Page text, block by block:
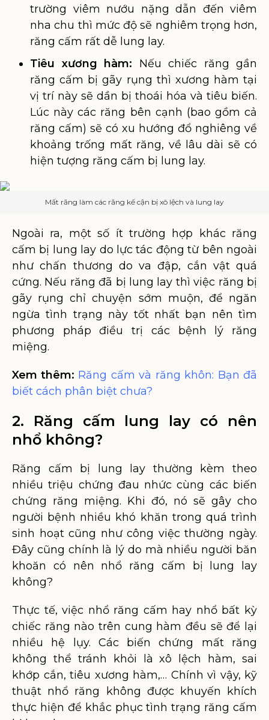
trường viêm nướu nặng dẫn đến viêm
nha chu thì mức độ sẽ nghiêm trọng hơn,
răng cấm rất dễ lung lay.
Tiêu xương hàm: Nếu chiếc răng gần
răng cấm bị gãy rụng thì xương hàm tại
vị trí này sẽ dần bị thoái hóa và tiêu biến.
Lúc này các răng bên cạnh (bao gồm cả
răng cấm) sẽ có xu hướng đổ nghiêng về
khoảng trống mất răng, về lâu dài sẽ có
hiện tượng răng cấm bị lung lay.
Mất răng làm các răng kế cận bị xô lệch và lung lay
Ngoài ra, một số ít trường hợp khác răng
cấm bị lung lay do lực tác động từ bên ngoài
như chấn thương do va đập, cắn vật quá
cứng. Nếu răng đã bị lung lay thì việc răng bị
gãy rụng chỉ chuyện sớm muộn, để ngăn
ngừa tình trạng này tốt nhất bạn nên tìm
phương pháp điều trị các bệnh lý răng
miệng.
Xem thêm: Răng cấm và răng khôn: Bạn đã
biết cách phân biệt chưa?
2. Răng cấm lung lay có nên
nhổ không?
Răng cấm bị lung lay thường kèm theo
nhiều triệu chứng đau nhức cùng các biến
chứng răng miệng. Khi đó, nó sẽ gây cho
người bệnh nhiều khó khăn trong quá trình
sinh hoạt cũng như công việc thường ngày.
Đây cũng chính là lý do mà nhiều người băn
khoăn có nên nhổ răng cấm bị lung lay
không?
Thực tế, việc nhổ răng cấm hay nhổ bất kỳ
chiếc răng nào trên cung hàm đều sẽ để lại
nhiều hệ lụy. Các biến chứng mất răng
không thể tránh khỏi là xô lệch hàm, sai
khớp cắn, tiêu xương hàm,… Chính vì vậy, kỹ
thuật nhổ răng không được khuyến khích
thực hiện để khắc phục tình trạng răng cấm